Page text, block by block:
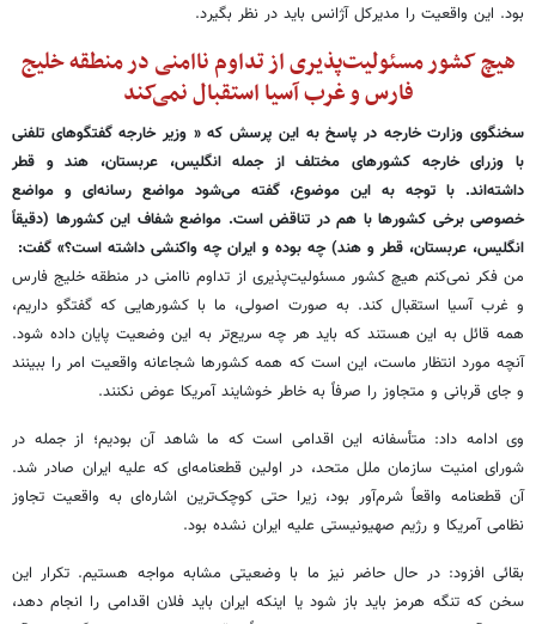
بود. این واقعیت را مدیرکل آژانس باید در نظر بگیرد.
هیچ کشور مسئولیت‌پذیری از تداوم ناامنی در منطقه خلیج
فارس و غرب آسیا استقبال نمی‌کند
سخنگوی وزارت خارجه در پاسخ به این پرسش که « وزیر خارجه گفتگوهای تلفنی
با وزرای خارجه کشورهای مختلف از جمله انگلیس، عربستان، هند و قطر
داشته‌اند. با توجه به این موضوع، گفته می‌شود مواضع رسانه‌ای و مواضع
خصوصی برخی کشورها با هم در تناقض است. مواضع شفاف این کشورها (دقیقاً
انگلیس، عربستان، قطر و هند) چه بوده و ایران چه واکنشی داشته است؟» گفت:
من فکر نمی‌کنم هیچ کشور مسئولیت‌پذیری از تداوم ناامنی در منطقه خلیج فارس
و غرب آسیا استقبال کند. به صورت اصولی، ما با کشورهایی که گفتگو داریم،
همه قائل به این هستند که باید هر چه سریع‌تر به این وضعیت پایان داده شود.
آنچه مورد انتظار ماست، این است که همه کشورها شجاعانه واقعیت امر را ببینند
و جای قربانی و متجاوز را صرفاً به خاطر خوشایند آمریکا عوض نکنند.
وی ادامه داد: متأسفانه این اقدامی است که ما شاهد آن بودیم؛ از جمله در
شورای امنیت سازمان ملل متحد، در اولین قطعنامه‌ای که علیه ایران صادر شد.
آن قطعنامه واقعاً شرم‌آور بود، زیرا حتی کوچک‌ترین اشاره‌ای به واقعیت تجاوز
نظامی آمریکا و رژیم صهیونیستی علیه ایران نشده بود.
بقائی افزود: در حال حاضر نیز ما با وضعیتی مشابه مواجه هستیم. تکرار این
سخن که تنگه هرمز باید باز شود یا اینکه ایران باید فلان اقدامی را انجام دهد،